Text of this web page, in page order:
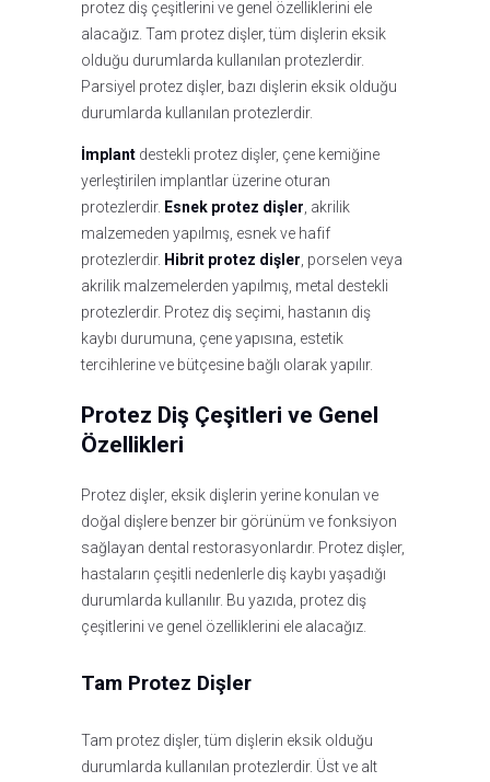
protez diş çeşitlerini ve genel özelliklerini ele
alacağız. Tam protez dişler, tüm dişlerin eksik
olduğu durumlarda kullanılan protezlerdir.
Parsiyel protez dişler, bazı dişlerin eksik olduğu
durumlarda kullanılan protezlerdir.
İmplant destekli protez dişler, çene kemiğine
yerleştirilen implantlar üzerine oturan
protezlerdir. Esnek protez dişler, akrilik
malzemeden yapılmış, esnek ve hafif
protezlerdir. Hibrit protez dişler, porselen veya
akrilik malzemelerden yapılmış, metal destekli
protezlerdir. Protez diş seçimi, hastanın diş
kaybı durumuna, çene yapısına, estetik
tercihlerine ve bütçesine bağlı olarak yapılır.
Protez Diş Çeşitleri ve Genel
Özellikleri
Protez dişler, eksik dişlerin yerine konulan ve
doğal dişlere benzer bir görünüm ve fonksiyon
sağlayan dental restorasyonlardır. Protez dişler,
hastaların çeşitli nedenlerle diş kaybı yaşadığı
durumlarda kullanılır. Bu yazıda, protez diş
çeşitlerini ve genel özelliklerini ele alacağız.
Tam Protez Dişler
Tam protez dişler, tüm dişlerin eksik olduğu
durumlarda kullanılan protezlerdir. Üst ve alt